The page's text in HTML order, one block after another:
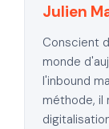
Julien
Conscient
monde
l'inbound
méthode,